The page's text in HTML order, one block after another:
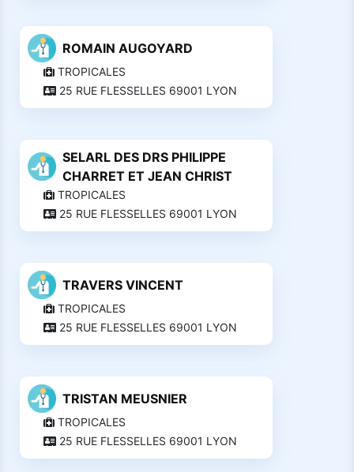
ROMAIN AUGOYARD
TROPICALES
25 RUE FLESSELLES 69001 LYON
SELARL DES DRS PHILIPPE
CHARRET ET JEAN CHRIST
TROPICALES
25 RUE FLESSELLES 69001 LYON
TRAVERS VINCENT
TROPICALES
25 RUE FLESSELLES 69001 LYON
TRISTAN MEUSNIER
TROPICALES
25 RUE FLESSELLES 69001 LYON